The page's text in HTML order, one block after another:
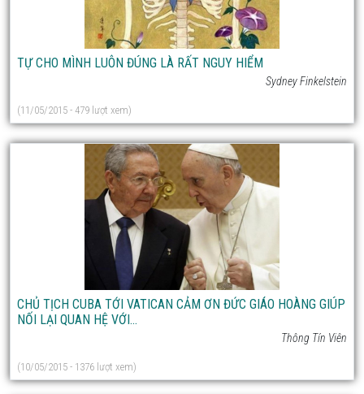
TỰ CHO MÌNH LUÔN ĐÚNG LÀ RẤT NGUY HIỂM
Sydney Finkelstein
(11/05/2015 - 479 lượt xem)
CHỦ TỊCH CUBA TỚI VATICAN CẢM ƠN ĐỨC GIÁO HOÀNG GIÚP
NỐI LẠI QUAN HỆ VỚI...
Thông Tín Viên
(10/05/2015 - 1376 lượt xem)